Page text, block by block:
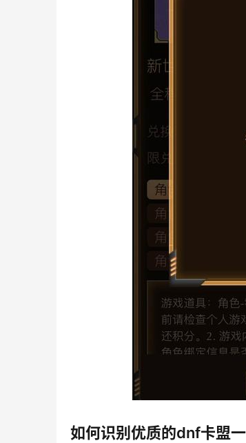
如何识别优质的dnf卡盟一